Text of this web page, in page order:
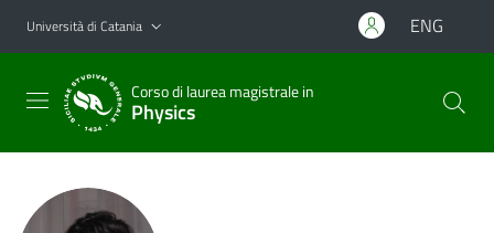
Vai al contenuto principale
Vai al menu di navigazione
Università di Catania ENG
Corso di laurea magistrale in
Physics